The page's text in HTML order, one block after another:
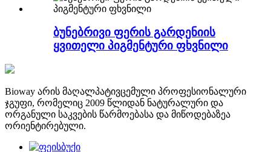
ბუნებრივი ფერის გარდენიის
ყვითელი პიგმენტური ფხვნილი
Bioway არის მაღალპატივცემული პროფესიონალური
ჯგუფი, რომელიც 2009 წლიდან ნატურალური და
ორგანული საკვების წარმოებასა და მიწოდებაზეა
ორიენტირებული.